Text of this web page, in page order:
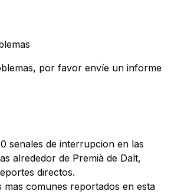
por favor envíe un informe
senales de interrupcion en las
alrededor de Premià de Dalt,
directos.
mas comunes reportados en esta